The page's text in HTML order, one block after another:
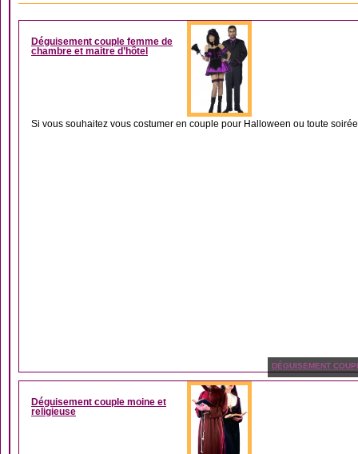
DÉGUISEMENT
Déguisement couple femme de
chambre et maitre d’hôtel
Si vous souhaitez vous costumer en couple pour Halloween ou toute
DÉGUISEMENT
Déguisement couple moine et
religieuse